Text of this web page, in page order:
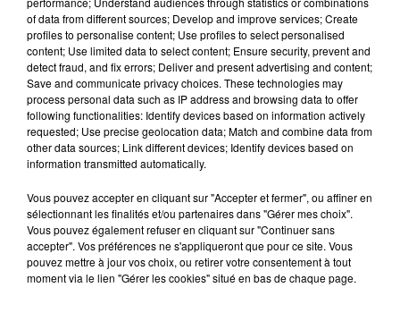
ponctuelles : "Ce sont des faits concentrés sur les
dernières années. Globalement, les violences urbaines
ont tout de même diminué."
Le syndicat SPASDIS-CFTC réclame davantage de
protections pour les pompiers, notamment
l’équipement de gilets anti-lame, afin de se prémunir
contre les attaques au couteau. Des caméras-piétons
sont également en usage depuis quelques années pour
Michael Pacanowski insiste : "Quand on compose le 18,
c’est pour demander de l’aide, pas pour mettre en
danger ceux qui interviennent. Nous faisons ce métier
par vocation, pour venir en aide aux autres. Nous ne
of data from different sources; Develop and improve services; Create
profiles to personalise content; Use profiles to select personalised
content; Use limited data to select content; Ensure security, prevent and
detect fraud, and fix errors; Deliver and present advertising and content;
Save and communicate privacy choices. These technologies may
process personal data such as IP address and browsing data to offer
following functionalities: Identify devices based on information actively
requested; Use precise geolocation data; Match and combine data from
other data sources; Link different devices; Identify devices based on
information transmitted automatically.
Vous pouvez accepter en cliquant sur "Accepter et fermer", ou affiner en
sélectionnant les finalités et/ou partenaires dans "Gérer mes choix".
Vous pouvez également refuser en cliquant sur "Continuer sans
accepter". Vos préférences ne s'appliqueront que pour ce site. Vous
pouvez mettre à jour vos choix, ou retirer votre consentement à tout
moment via le lien "Gérer les cookies" situé en bas de chaque page.